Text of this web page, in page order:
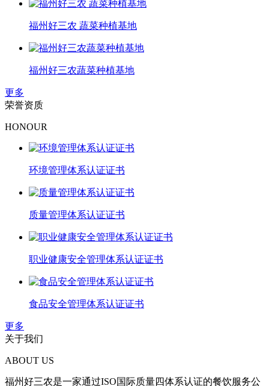
福州好三农 蔬菜种植基地
福州好三农蔬菜种植基地
更多
荣誉资质
HONOUR
环境管理体系认证证书
质量管理体系认证证书
职业健康安全管理体系认证证书
食品安全管理体系认证证书
更多
关于我们
ABOUT US
福州好三农是一家通过ISO国际质量四体系认证的餐饮服务公